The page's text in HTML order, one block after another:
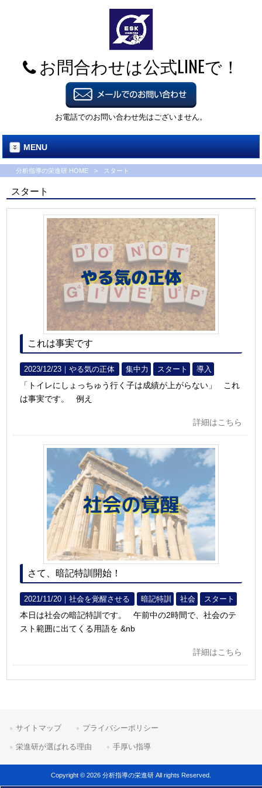
お問合わせは公式LINEで！
お電話でのお問い合わせ先はございません。
MENU
分析指導の栄進研 HOME > スタート
スタート
これは事実です
2023/12/23｜やる気の正体 集中力 スタート 導入
「トイレにしょっちゅう行く子は成績が上がらない」 これ
は事実です。 例え
詳細はこちら
さて、暗記特訓開始！
2021/11/20｜社会を覚醒させる 暗記特訓 社会 スタート
本日は社会の暗記特訓です。 午前中の2時間で、社会のテ
スト範囲に出てくる用語を &nb
詳細はこちら
サイトマップ プライバシーポリシー
栄進研が選ばれる理由 手厚い指導
Copyright © 2026 分析指導の栄進研 All rights Reserved.